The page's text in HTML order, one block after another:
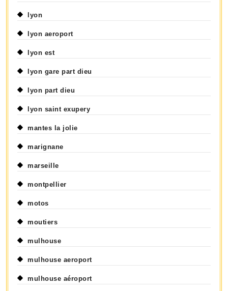
lyon
lyon aeroport
lyon est
lyon gare part dieu
lyon part dieu
lyon saint exupery
mantes la jolie
marignane
marseille
montpellier
motos
moutiers
mulhouse
mulhouse aeroport
mulhouse aéroport